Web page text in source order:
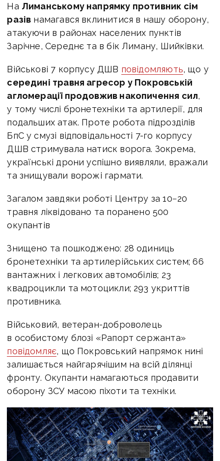
На Лиманському напрямку противник сім
разів намагався вклинитися в нашу оборону,
атакуючи в районах населених пунктів
Зарічне, Середнє та в бік Лиману, Шийківки.
Військові 7 корпусу ДШВ повідомляють, що у
середині травня агресор у Покровській
агломерації продовжив накопичення сил,
у тому числі бронетехніки та артилерії, для
подальших атак. Проте робота підрозділів
БпС у смузі відповідальності 7-го корпусу
ДШВ стримувала натиск ворога. Зокрема,
українські дрони успішно виявляли, вражали
та знищували ворожі гармати.
Загалом завдяки роботі Центру за 10−20
травня ліквідовано та поранено 500
окупантів
Знищено та пошкоджено: 28 одиниць
бронетехніки та артилерійських систем; 66
вантажних і легкових автомобілів; 23
квадроцикли та мотоцикли; 293 укриттів
противника.
Військовий, ветеран-доброволець
в особистому блозі «Рапорт сержанта»
повідомляє, що Покровський напрямок нині
залишається найгарячішим на всій ділянці
фронту. Окупанти намагаються продавити
оборону ЗСУ масою піхоти та техніки.